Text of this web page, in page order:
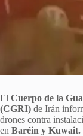
El Cuerpo de la
(CGRI) de Irán
drones contra
en Baréin y Kuwait.